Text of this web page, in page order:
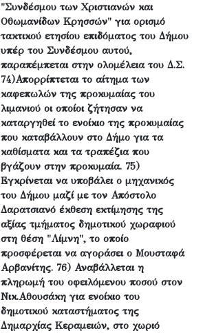
"Συνδέσμου των Χριστιανών και
Οθωμανίδων Κρησσών" για ορισμό
τακτικού ετησίου επιδόματος του Δήμου
υπέρ του Συνδέσμου αυτού,
παραπέμπεται στην ολομέλεια του Δ.Σ.
74)Απορρίπτεται το αίτημα των
καφεπωλών της προκυμαίας του
λιμανιού οι οποίοι ζήτησαν να
καταργηθεί το ενοίκιο της προκυμαίας
που καταβάλλουν στο Δήμο για τα
καθίσματα και τα τραπέζια που
βγάζουν στην προκυμαία. 75)
Εγκρίνεται να υποβάλει ο μηχανικός
του Δήμου μαζί με τον Απόστολο
Δαρατσιανό έκθεση εκτίμησης της
αξίας τμήματος δημοτικού χωραφιού
στη θέση "Λίμνη", το οποίο
προσφέρεται να αγοράσει ο Μουσταφά
Αρβανίτης. 76) Αναβάλλεται η
πληρωμή του οφειλόμενου ποσού στον
Νικ.Αθουσάκη για ενοίκιο του
δημοτικού καταστήματος της
Δημαρχίας Κεραμειών, στο χωριό